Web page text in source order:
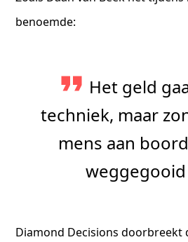
benoemde:
Het geld
techniek, maar
mens aan
Diamond Decisions